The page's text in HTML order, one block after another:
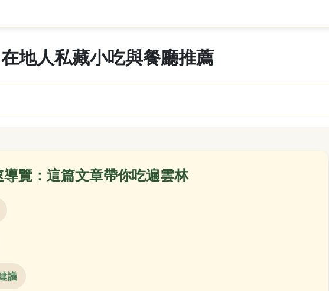
地人私藏小吃與餐廳推薦
導覽：這篇文章帶你吃遍雲林
議